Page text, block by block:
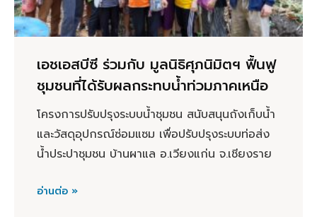
เอชเอสบีซี ร่วมกับ มูลนิธิศุภนิมิตฯ ฟื้นฟู
ชุมชนที่ได้รับผลกระทบน้ำท่วมภาคเหนือ
โครงการปรับปรุงระบบน้ำชุมชน สนับสนุนถังเก็บน้ำ
และวัสดุอุปกรณ์ซ่อมแซม เพื่อปรับปรุงระบบท่อส่ง
น้ำประปาชุมชน บ้านผาแล อ.เวียงแก่น จ.เชียงราย
อ่านต่อ »